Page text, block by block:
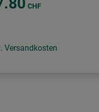
CHF
Versandkosten